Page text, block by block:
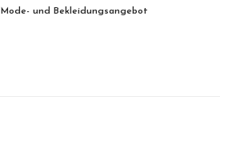
Mode- und Bekleidungsangebot